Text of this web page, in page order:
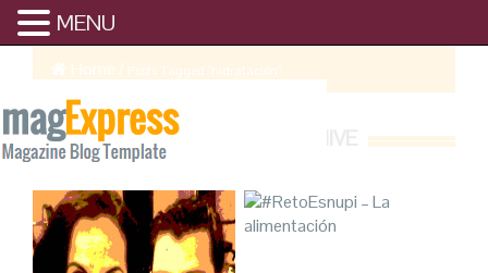
Home / Posts Tagged "hidratación"
HIDRATACIÓN ARCHIVE
MENU